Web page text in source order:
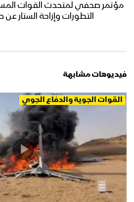
مؤتمر صحفي لمتحدث القوات
فيديوهات مشابهة
القوات الجوية والدفاع الجوي